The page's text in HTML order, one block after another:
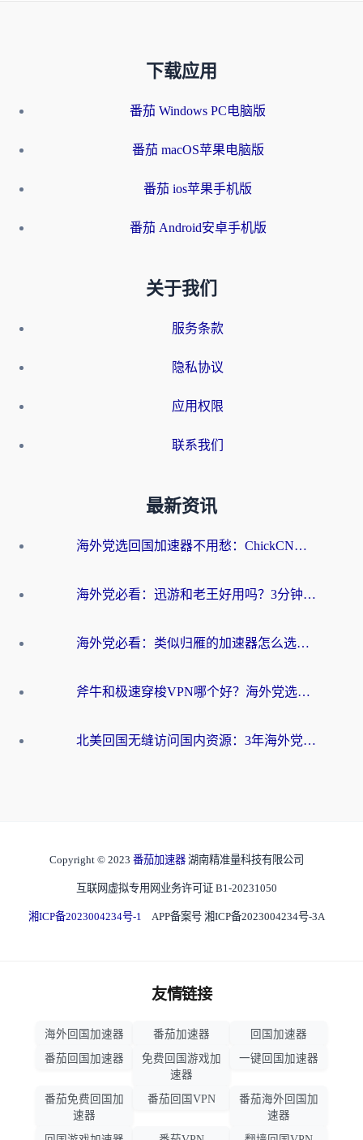
下载应用
番茄 Windows PC电脑版
番茄 macOS苹果电脑版
番茄 ios苹果手机版
番茄 Android安卓手机版
关于我们
服务条款
隐私协议
应用权限
联系我们
最新资讯
海外党选回国加速器不用愁：ChickCN和洞见哪个好？一篇搞定所有疑问
海外党必看：迅游和老王好用吗？3分钟选对加速国内网络的加速器
海外党必看：类似归雁的加速器怎么选？一篇搞定无缝访问国内资源
斧牛和极速穿梭VPN哪个好？海外党选回国加速器必看的真实对比与避坑指南
北美回国无缝访问国内资源：3年海外党亲测的加速器选择指南
Copyright © 2023 番茄加速器 湖南精准量科技有限公司
互联网虚拟专用网业务许可证 B1-20231050
湘ICP备2023004234号-1 APP备案号 湘ICP备2023004234号-3A
友情链接
海外回国加速器 番茄加速器
回国加速器
番茄回国加速器
免费回国游戏加
速器
一键回国加速器
番茄免费回国加
速器
番茄回国VPN
番茄海外回国加
速器